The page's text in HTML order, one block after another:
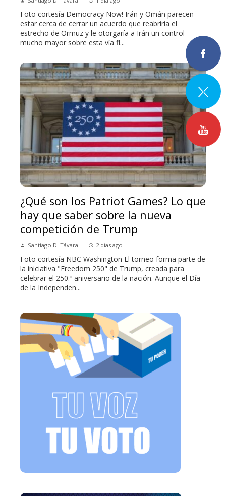
Foto cortesía Democracy Now! Irán y Omán parecen
estar cerca de cerrar un acuerdo que reabriría el
estrecho de Ormuz y le otorgaría a Irán un control
mucho mayor sobre esta vía fl...
¿Qué son los Patriot Games? Lo que
hay que saber sobre la nueva
competición de Trump
Santiago D. Távara 2 días ago
Foto cortesía NBC Washington El torneo forma parte de
la iniciativa "Freedom 250" de Trump, creada para
celebrar el 250.º aniversario de la nación. Aunque el Día
de la Independen...